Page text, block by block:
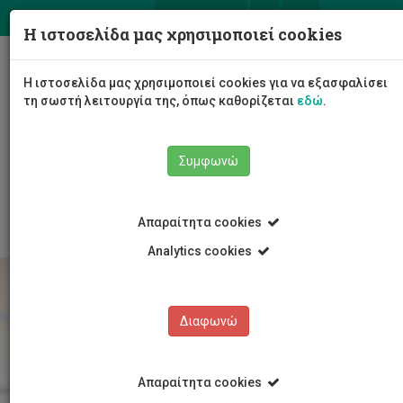
Διοίκηση
Διοικητικές Υπηρεσίες
Η ιστοσελίδα μας χρησιμοποιεί cookies
Η ιστοσελίδα μας χρησιμοποιεί cookies για να εξασφαλίσει
τη σωστή λειτουργία της, όπως καθορίζεται εδώ.
Συμφωνώ
Απαραίτητα cookies
Analytics cookies
Διαφωνώ
Απαραίτητα cookies